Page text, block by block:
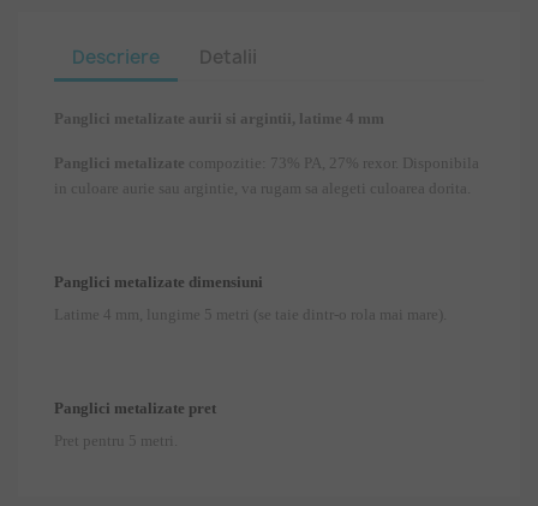
Descriere Detalii
Panglici metalizate aurii si argintii, latime 4 mm
Panglici metalizate compozitie: 73% PA, 27% rexor. Disponibila
in culoare aurie sau argintie, va rugam sa alegeti culoarea dorita.
Panglici metalizate dimensiuni
Latime 4 mm, lungime 5 metri (se taie dintr-o rola mai mare).
Panglici metalizate pret
Pret pentru 5 metri.